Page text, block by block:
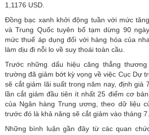
1,1176 USD.
Đồng bạc xanh khởi động tuần với mức
và Trung Quốc tuyên bố tạm dừng 90
mức thuế áp dụng đối với hàng hóa của
làm dịu đi nỗi lo về suy thoái toàn cầu.
Trước những dấu hiệu căng thẳng
trường đã giảm bớt kỳ vọng về việc Cục Dự
sẽ cắt giảm lãi suất trong năm nay, định giá
lần cắt giảm đầu tiên ít nhất 25 điểm cơ
của Ngân hàng Trung ương, theo dữ liệu
trước đó là khả năng sẽ cắt giảm vào tháng 7.
Những bình luận gần đây từ các quan